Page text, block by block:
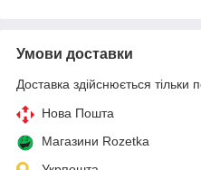
Умови доставки
Доставка здійснюється тільки
Нова Пошта
Магазини Rozetka